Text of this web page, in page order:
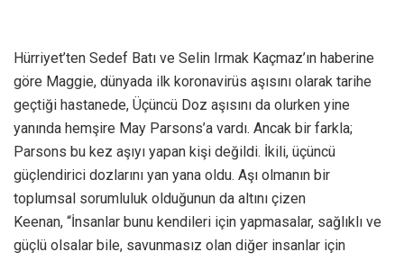
Hürriyet’ten Sedef Batı ve Selin Irmak Kaçmaz’ın haberine
göre Maggie, dünyada ilk koronavirüs aşısını olarak tarihe
geçtiği hastanede, Üçüncü Doz aşısını da olurken yine
yanında hemşire May Parsons’a vardı. Ancak bir farkla;
Parsons bu kez aşıyı yapan kişi değildi. İkili, üçüncü
güçlendirici dozlarını yan yana oldu. Aşı olmanın bir
toplumsal sorumluluk olduğunun da altını çizen
Keenan, “İnsanlar bunu kendileri için yapmasalar, sağlıklı ve
güçlü olsalar bile, savunmasız olan diğer insanlar için